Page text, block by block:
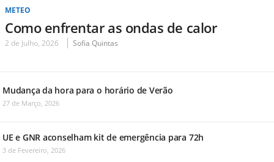
METEO
Como enfrentar as ondas de calor
2 de Julho, 2026 Sofia Quintas
Mudança da hora para o horário de Verão
27 de Março, 2026
UE e GNR aconselham kit de emergência para 72h
3 de Fevereiro, 2026